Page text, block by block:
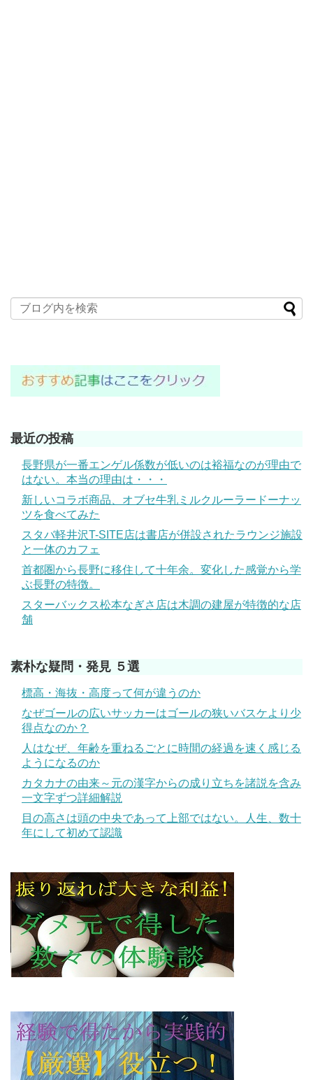
最近の投稿
長野県が一番エンゲル係数が低いのは裕福なのが理由で
はない。本当の理由は・・・
新しいコラボ商品、オブセ牛乳ミルクルーラードーナッ
ツを食べてみた
スタバ軽井沢T-SITE店は書店が併設されたラウンジ施設
と一体のカフェ
首都圏から長野に移住して十年余。変化した感覚から学
ぶ長野の特徴。
スターバックス松本なぎさ店は木調の建屋が特徴的な店
舗
素朴な疑問・発見 ５選
標高・海抜・高度って何が違うのか
なぜゴールの広いサッカーはゴールの狭いバスケより少
得点なのか？
人はなぜ、年齢を重ねるごとに時間の経過を速く感じる
ようになるのか
カタカナの由来～元の漢字からの成り立ちを諸説を含み
一文字ずつ詳細解説
目の高さは頭の中央であって上部ではない。人生、数十
年にして初めて認識